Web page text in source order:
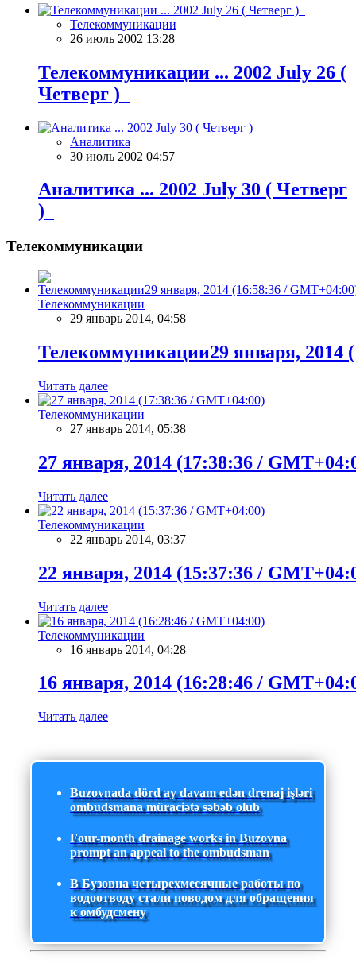
Телекоммуникации
26 июль 2002 13:28
Телекоммуникации ... 2002 July 26 (
Четверг )
Аналитика
30 июль 2002 04:57
Аналитика ... 2002 July 30 ( Четверг
)
Телекоммуникации
Телекоммуникации
29 январь 2014, 04:58
Телекоммуникации29 января, 2014
Читать далее
Телекоммуникации
27 январь 2014, 05:38
27 января, 2014 (17:38:36 /
Читать далее
Телекоммуникации
22 январь 2014, 03:37
22 января, 2014 (15:37:36 /
Читать далее
Телекоммуникации
16 январь 2014, 04:28
16 января, 2014 (16:28:46 /
Читать далее
Buzovnada dörd ay davam edən drenaj işləri
ombudsmana müraciətə səbəb olub
Four-month drainage works in Buzovna
prompt an appeal to the ombudsman
В Бузовна четырехмесячные работы по
водоотводу стали поводом для обращения
к омбудсмену